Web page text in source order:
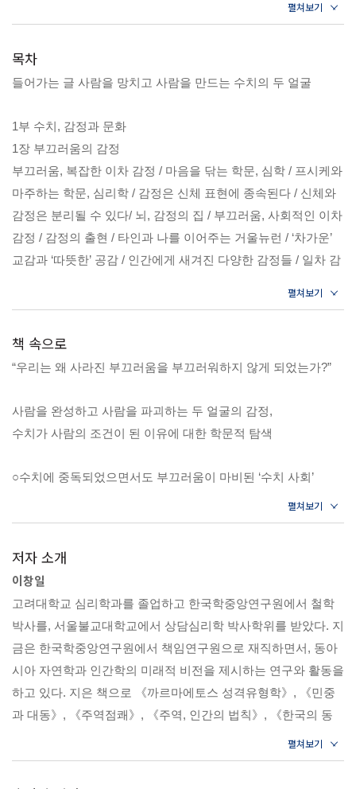
목차
들어가는 글 사람을 망치고 사람을 만드는 수치의 두 얼굴
1부 수치, 감정과 문화
1장 부끄러움의 감정
부끄러움, 복잡한 이차 감정 / 마음을 닦는 학문, 심학 / 프시케와
마주하는 학문, 심리학 / 감정은 신체 표현에 종속된다 / 신체와
감정은 분리될 수 있다/ 뇌, 감정의 집 / 부끄러움, 사회적인 이차
감정 / 감정의 출현 / 타인과 나를 이어주는 거울뉴런 / ‘차가운’
교감과 ‘따뜻한’ 공감 / 인간에게 새겨진 다양한 감정들 / 일차 감
2장 부끄러움의 언어문화
러움의 한자 표현들 / 부끄러움과 가까이 있는 말들 / 부끄러움
에 대한 속된 표현 / 부끄러움의 언어화 / 부끄러움의 생리적 환
의 언어적 변별성 / ‘말’로 보는 수치의 지도
2부 수치, 아래쪽 얼굴
/ 수치의 변화, 불의한 음욕 / 부정적인 감정의 우두머리, 정욕 /
‘그날’의 문학적 재구성 / 타락 이전의 수치 / 인간이 에덴의 동쪽
으로 간 까닭 / 수치의 옷으로 갈아입은 인간
2장 수치, 리비도를 막는 댐
타고난 욕망, 리비도 / 수치, 인간을 인간으로 올리거나 끌어내
리는 저항 / 내면에 심어진 근원적인 죄의식 / 상처 입은 인간의
책 속으로
“우리는 왜 사라진 부끄러움을 부끄러워하지 않게 되었는가?”
사람을 완성하고 사람을 파괴하는 두 얼굴의 감정,
수치가 사람의 조건이 된 이유에 대한 학문적 탐색
○수치에 중독되었으면서도 부끄러움이 마비된 ‘수치 사회’
“수치를 모르는 친일파들, 사람이 저렇게 뻔뻔할 수도 있구나!”
“나만 옳고 너는 틀렸다? 부끄러움을 모르는 내로남불 운영”
“부끄러움을 잊어버린 세상, 한국이 야만 사회가 되고 있다”
“과거를 잊고 부끄러울 줄 모르는 일본의 태도에 분노한다”
근래 주요 일간지 기사들의 제목이다. 지금뿐만 아니라 수치는
동서양을 막론하고 현실을 개탄할 때 자주 쓰이는 말이다. 또한
신뢰와 더불어 개인을 평가하는 기준 가운데 하나로 쓰이는 것
이 바로 부끄러움이기도 하다. 석학들이 수치에 대해 고민하고
신화적 상징에서 아담과 이브가 이성을 갖추고 난 뒤 수치에 사
저자 소개
이창일
고려대학교 심리학과를 졸업하고 한국학중앙연구원에서 철학
박사를, 서울불교대학교에서 상담심리학 박사학위를 받았다. 지
금은 한국학중앙연구원에서 책임연구원으로 재직하면서, 동아
시아 자연학과 인간학의 미래적 비전을 제시하는 연구와 활동을
하고 있다. 지은 책으로 《까르마에토스 성격유형학》, 《민중
과 대동》, 《주역점쾌》, 《주역, 인간의 법칙》, 《한국의 동
물상징》, 《성리학의 우주론과 인간학》, 《사상의학》 등이
있다. 옮긴 책으로는 《융의 적극적 명상》, 《심경발휘》, 《심